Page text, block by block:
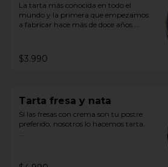
La tarta más conocida en todo el
mundo y la primera que empezamos
a fabricar hace más de doce años.
$3.990
Tarta fresa y nata
Si las fresas con crema son tu postre
preferido, nosotros lo hacemos tarta.